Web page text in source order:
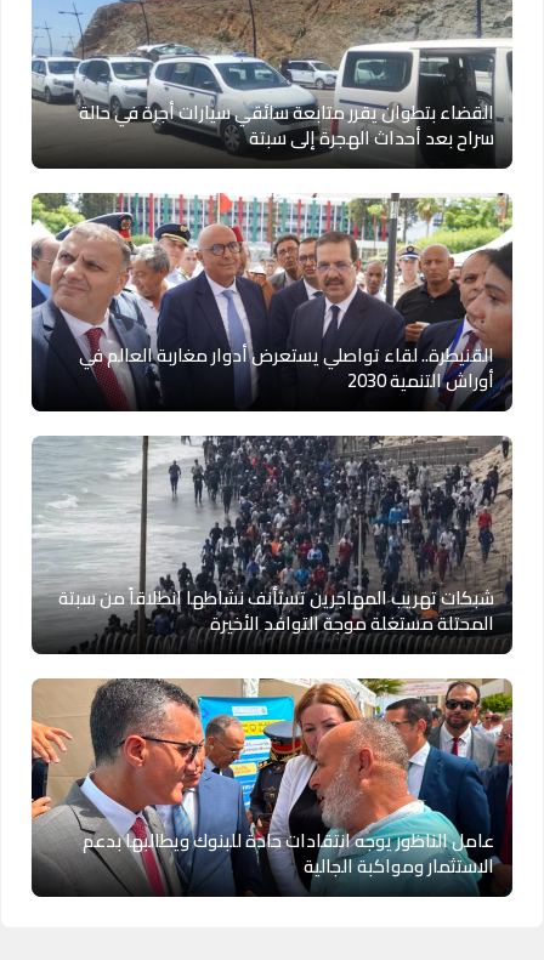
القضاء بتطوان يقرر متابعة سائقي سيارات أجرة في حالة
سراح بعد أحداث الهجرة إلى سبتة
القنيطرة.. لقاء تواصلي يستعرض أدوار مغاربة العالم في
أوراش التنمية 2030
شبكات تهريب المهاجرين تستأنف نشاطها انطلاقاً من سبتة
المحتلة مستغلة موجة التوافد الأخيرة
عامل الناظور يوجه انتقادات حادة للبنوك ويطالبها بدعم
الاستثمار ومواكبة الجالية